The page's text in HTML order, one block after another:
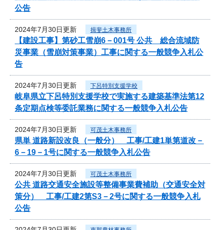
公告
2024年7月30日更新 揖斐土木事務所
【建設工事】第砂工雪崩6－001号 公共 総合流域防
災事業（雪崩対策事業）工事に関する一般競争入札公
告
2024年7月30日更新 下呂特別支援学校
岐阜県立下呂特別支援学校で実施する建築基準法第12
条定期点検等委託業務に関する一般競争入札公告
2024年7月30日更新 可茂土木事務所
県単 道路新設改良（一般分） 工事/工建1単第道改－
6－19－1号に関する一般競争入札公告
2024年7月30日更新 可茂土木事務所
公共 道路交通安全施設等整備事業費補助（交通安全対
策分） 工事/工建2第S3－2号に関する一般競争入札
公告